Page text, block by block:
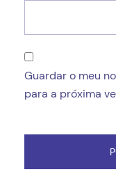
Guardar o meu
para a próxima